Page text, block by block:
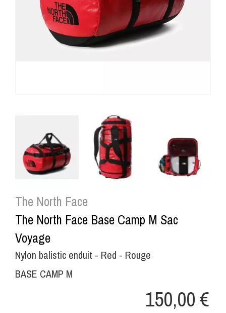
The North Face
The North Face Base Camp M Sac
Voyage
Nylon balistic enduit - Red - Rouge
BASE CAMP M
150,00 €